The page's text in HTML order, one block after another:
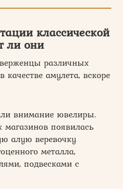
классической
ли они
различных
амулета, вскоре
внимание ювелиры.
появилась
алую веревочку
металла,
подвесками с